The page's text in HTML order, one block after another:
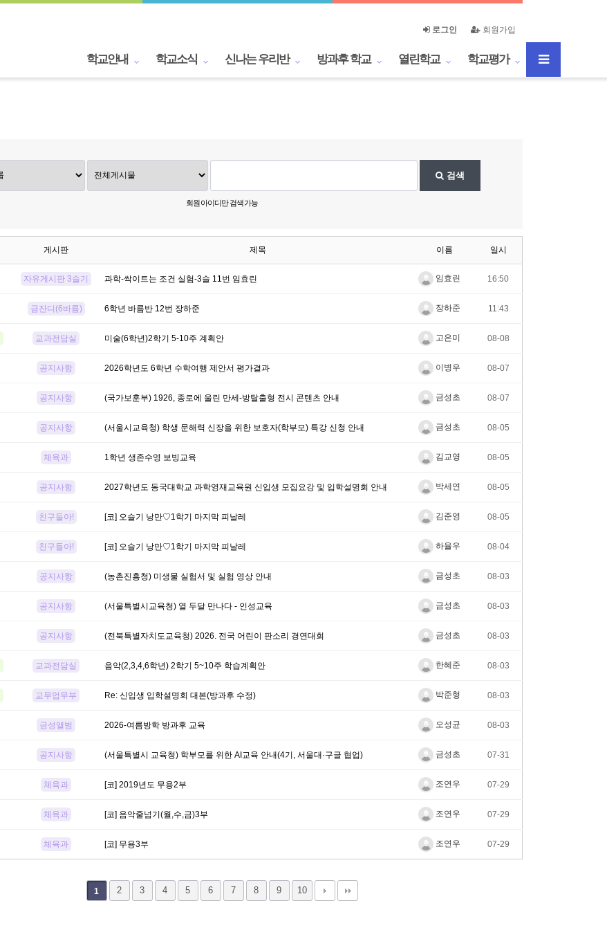
회원가입
로그인
학교안내 학교소식 신나는 우리반 방과후 학교 열린학교 학교평가
검색
회원 아이디만 검색 가능
게시판 제목 이름 일시
자유게시판 3슬기 과학-싹이트는 조건 실험-3슬 11번 임효린 임효린 16:50
금잔디(6바름) 6학년 바름반 12번 장하준 장하준 11:43
교과전담실 미술(6학년)2학기 5-10주 계획안 고은미 08-08
공지사항 2026학년도 6학년 수학여행 제안서 평가결과 이병우 08-07
공지사항 (국가보훈부) 1926, 종로에 울린 만세-방탈출형 전시 콘텐츠 안내 금성초 08-07
공지사항 (서울시교육청) 학생 문해력 신장을 위한 보호자(학부모) 특강 신청 안내 금성초 08-05
체육과 1학년 생존수영 보빙교육 김교영 08-05
공지사항 2027학년도 동국대학교 과학영재교육원 신입생 모집요강 및 입학설명회 안내 박세연 08-05
친구들아! [코] 오슬기 낭만♡1학기 마지막 피날레 김준영 08-05
친구들아! [코] 오슬기 낭만♡1학기 마지막 피날레 하율우 08-04
공지사항 (농촌진흥청) 미생물 실험서 및 실험 영상 안내 금성초 08-03
공지사항 (서울특별시교육청) 열 두달 만나다 - 인성교육 금성초 08-03
공지사항 (전북특별자치도교육청) 2026. 전국 어린이 판소리 경연대회 금성초 08-03
교과전담실 음악(2,3,4,6학년) 2학기 5~10주 학습계획안 한혜준 08-03
교무업무부 Re: 신입생 입학설명회 대본(방과후 수정) 박준형 08-03
금성앨범 2026-여름방학 방과후 교육 오성균 08-03
공지사항 (서울특별시 교육청) 학부모를 위한 AI교육 안내(4기, 서울대·구글 협업) 금성초 07-31
체육과 [코] 2019년도 무용2부 조연우 07-29
체육과 [코] 음악줄넘기(월,수,금)3부 조연우 07-29
체육과 [코] 무용3부 조연우 07-29
1 2 3 4 5 6 7 8 9 10